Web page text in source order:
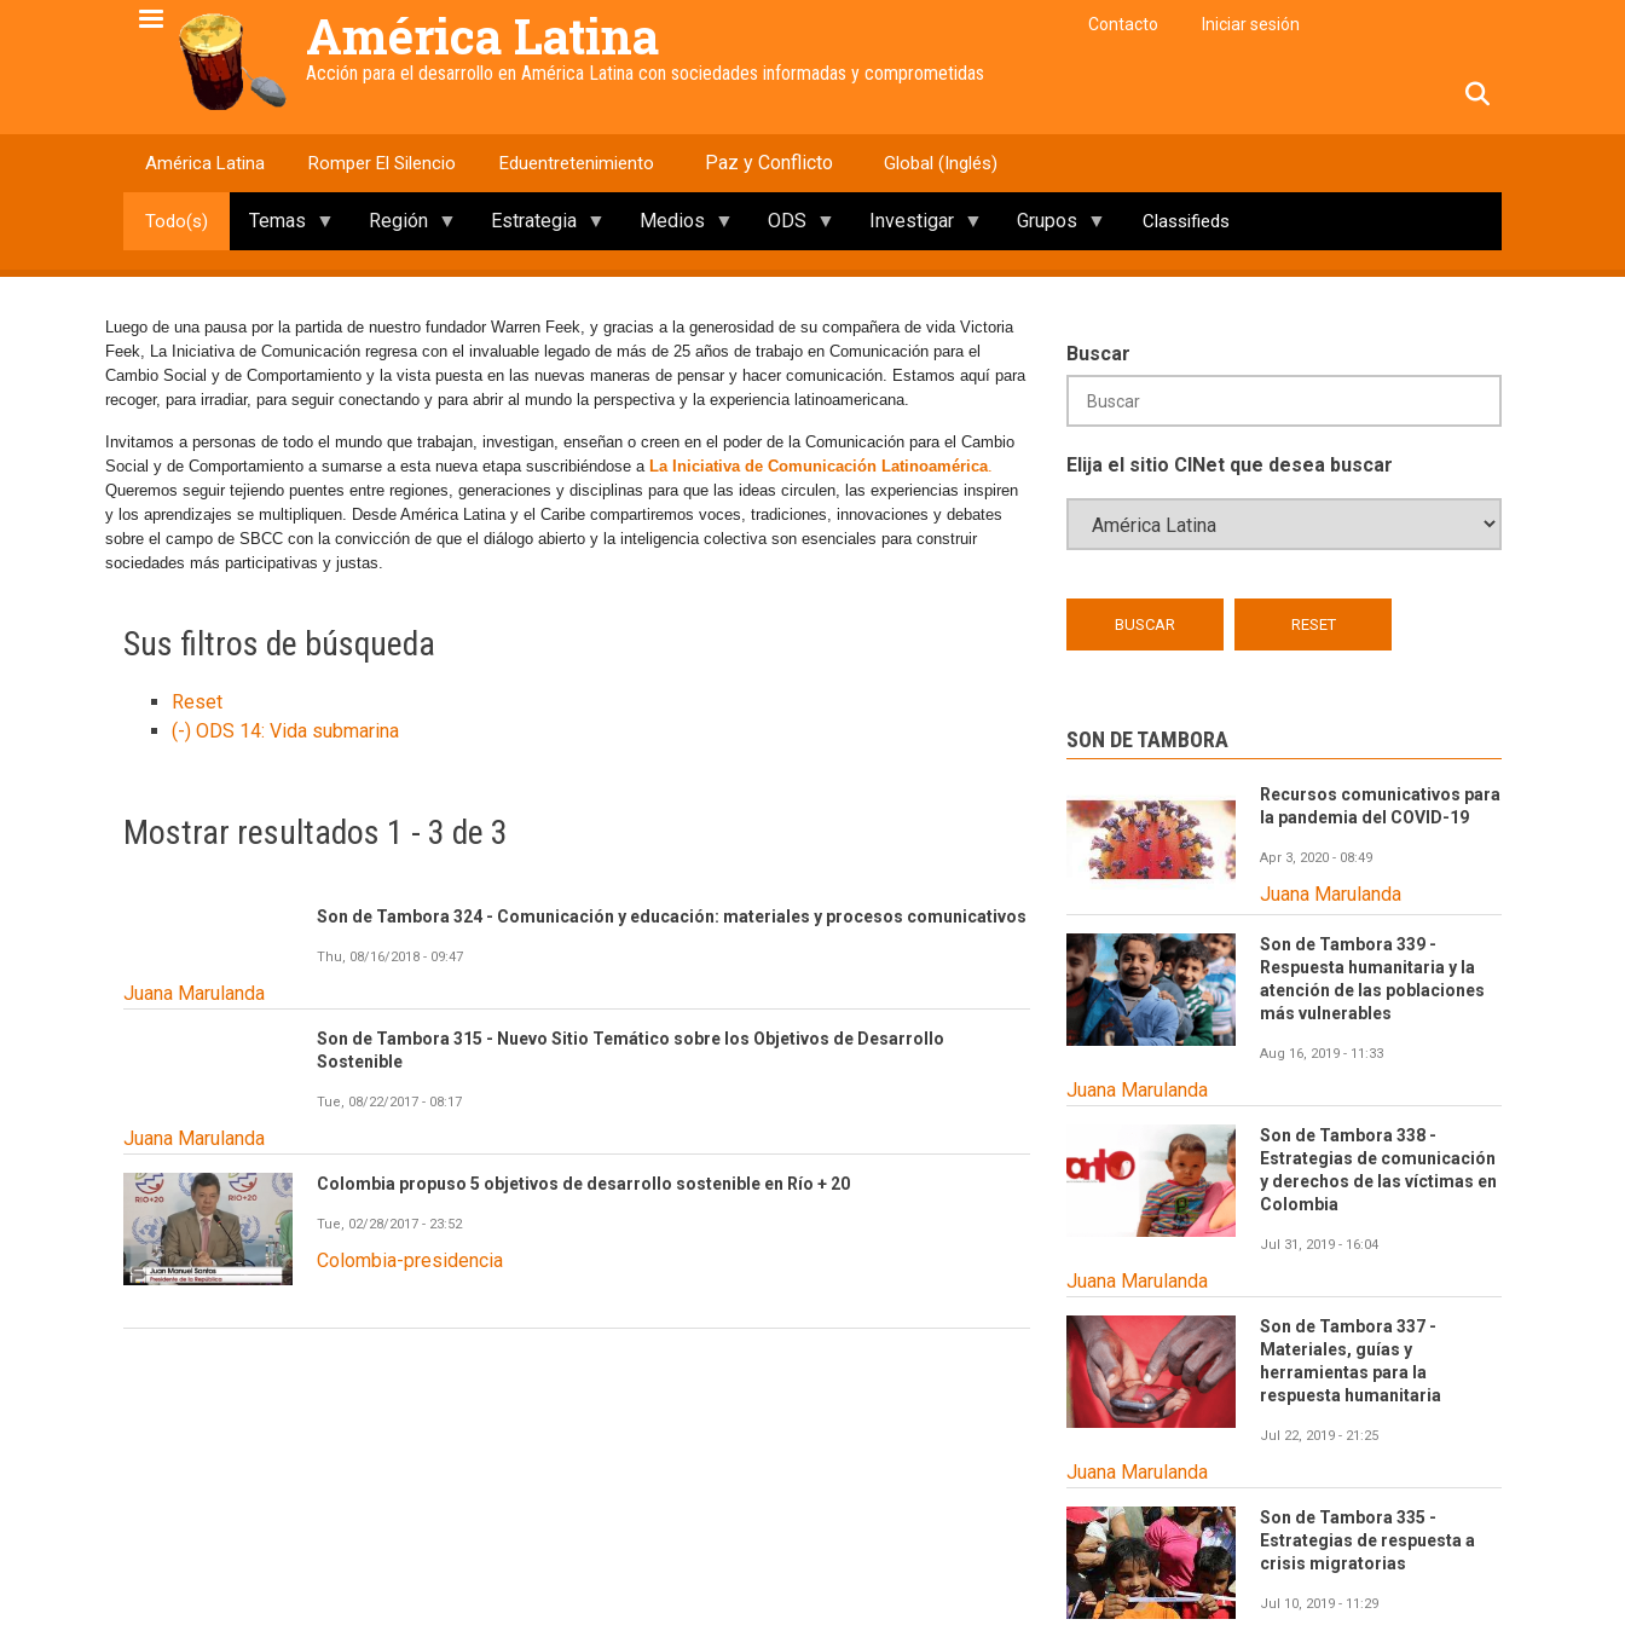
América Latina
Acción para el desarrollo en América Latina con sociedades informadas y comprometidas
Contacto Iniciar sesión
América Latina Romper El Silencio Eduentretenimiento Paz y Conflicto Global (Inglés)
Todo(s) Temas Región Estrategia Medios ODS Investigar Grupos Classifieds
Luego de una pausa por la partida de nuestro fundador Warren Feek, y gracias a la generosidad de su compañera de vida Victoria
Feek, La Iniciativa de Comunicación regresa con el invaluable legado de más de 25 años de trabajo en Comunicación para el
Cambio Social y de Comportamiento y la vista puesta en las nuevas maneras de pensar y hacer comunicación. Estamos aquí para
recoger, para irradiar, para seguir conectando y para abrir al mundo la perspectiva y la experiencia latinoamericana.
Invitamos a personas de todo el mundo que trabajan, investigan, enseñan o creen en el poder de la Comunicación para el Cambio
Social y de Comportamiento a sumarse a esta nueva etapa suscribiéndose a La Iniciativa de Comunicación Latinoamérica.
Queremos seguir tejiendo puentes entre regiones, generaciones y disciplinas para que las ideas circulen, las experiencias inspiren
y los aprendizajes se multipliquen. Desde América Latina y el Caribe compartiremos voces, tradiciones, innovaciones y debates
sobre el campo de SBCC con la convicción de que el diálogo abierto y la inteligencia colectiva son esenciales para construir
sociedades más participativas y justas.
Sus filtros de búsqueda
Reset
(-) ODS 14: Vida submarina
Mostrar resultados 1 - 3 de 3
Son de Tambora 324 - Comunicación y educación: materiales y procesos comunicativos
Thu, 08/16/2018 - 09:47
Juana Marulanda
Son de Tambora 315 - Nuevo Sitio Temático sobre los Objetivos de Desarrollo
Sostenible
Tue, 08/22/2017 - 08:17
Juana Marulanda
Colombia propuso 5 objetivos de desarrollo sostenible en Río + 20
Tue, 02/28/2017 - 23:52
Colombia-presidencia
Buscar
Elija el sitio CINet que desea buscar
SON DE TAMBORA
Recursos comunicativos para
la pandemia del COVID-19
Apr 3, 2020 - 08:49
Juana Marulanda
Son de Tambora 339 -
Respuesta humanitaria y la
atención de las poblaciones
más vulnerables
Aug 16, 2019 - 11:33
Juana Marulanda
Son de Tambora 338 -
Estrategias de comunicación
y derechos de las víctimas en
Colombia
Jul 31, 2019 - 16:04
Juana Marulanda
Son de Tambora 337 -
Materiales, guías y
herramientas para la
respuesta humanitaria
Jul 22, 2019 - 21:25
Juana Marulanda
Son de Tambora 335 -
Estrategias de respuesta a
crisis migratorias
Jul 10, 2019 - 11:29